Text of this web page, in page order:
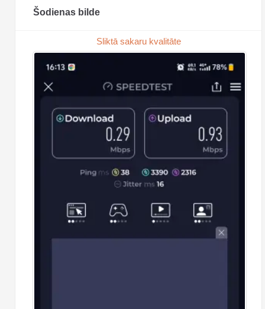
Šodienas bilde
Sliktā sakaru kvalitāte